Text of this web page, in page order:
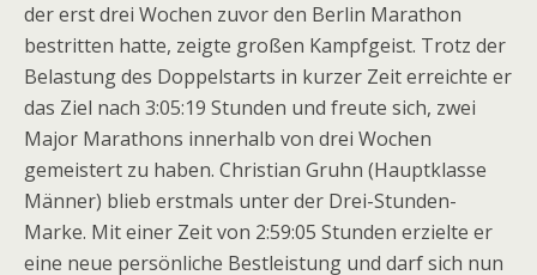
der erst drei Wochen zuvor den Berlin Marathon
bestritten hatte, zeigte großen Kampfgeist. Trotz der
Belastung des Doppelstarts in kurzer Zeit erreichte er
das Ziel nach 3:05:19 Stunden und freute sich, zwei
Major Marathons innerhalb von drei Wochen
gemeistert zu haben. Christian Gruhn (Hauptklasse
Männer) blieb erstmals unter der Drei-Stunden-
Marke. Mit einer Zeit von 2:59:05 Stunden erzielte er
eine neue persönliche Bestleistung und darf sich nun